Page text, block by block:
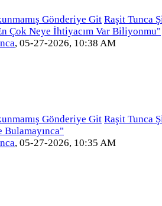
Raşit Tunca
Çok Neye İhtiyacım Var Biliyonmu"
, 05-27-2026, 10:38 AM
Raşit Tunca
Bulamayınca"
, 05-27-2026, 10:35 AM